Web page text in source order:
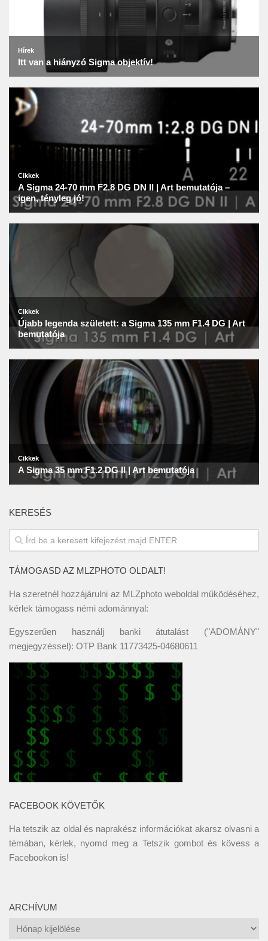
KERESÉS
TÁMOGASD AZ MLZPHOTO OLDALT!
Ha szeretnél hozzájárulni az MLZphoto weboldal működéséhez,
kérlek támogass némi adománnyal:
Egyszerűen használj banki átutalást ("ADOMÁNY"
megjegyzéssel): OTP Bank 11773425-04680611
FACEBOOK KÖVETŐK
Ha tetszik az oldal és naprakész információkat akarsz olvasni a
témában, kérlek, nyomd meg a Tetszik gombot és kövess a
Facebookon is!
ARCHÍVUM
Archívum